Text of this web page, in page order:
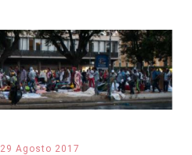
29 Agosto 2017